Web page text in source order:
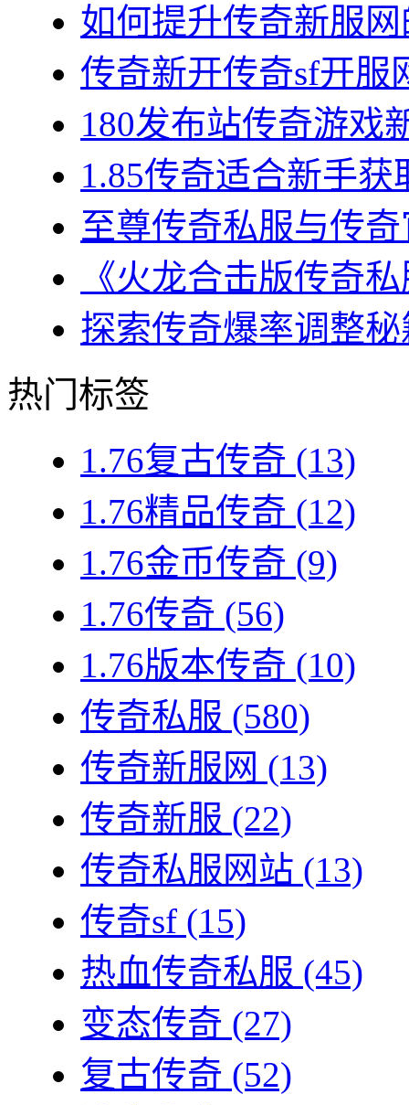
如何提升传奇新服
传奇新开传奇sf开服
180发布站传奇游戏
1.85传奇适合新手
至尊传奇私服与传
《火龙合击版传奇
探索传奇爆率调整
热门标签
1.76复古传奇 (13)
1.76精品传奇 (12)
1.76金币传奇 (9)
1.76传奇 (56)
1.76版本传奇 (10)
传奇私服 (580)
传奇新服网 (13)
传奇新服 (22)
传奇私服网站 (13)
传奇sf (15)
热血传奇私服 (45)
变态传奇 (27)
复古传奇 (52)